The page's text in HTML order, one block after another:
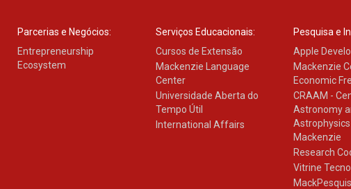
Parcerias e Negócios:
Entrepreneurship
Ecosystem
Serviços Educacionais:
Cursos de Extensão
Mackenzie Language
Center
Universidade Aberta do
Tempo Útil
International Affairs
Pesquisa e
Apple
Mackenzie
Economic
CRAAM -
Astronomy
Mackenzie
Research
Vitrine